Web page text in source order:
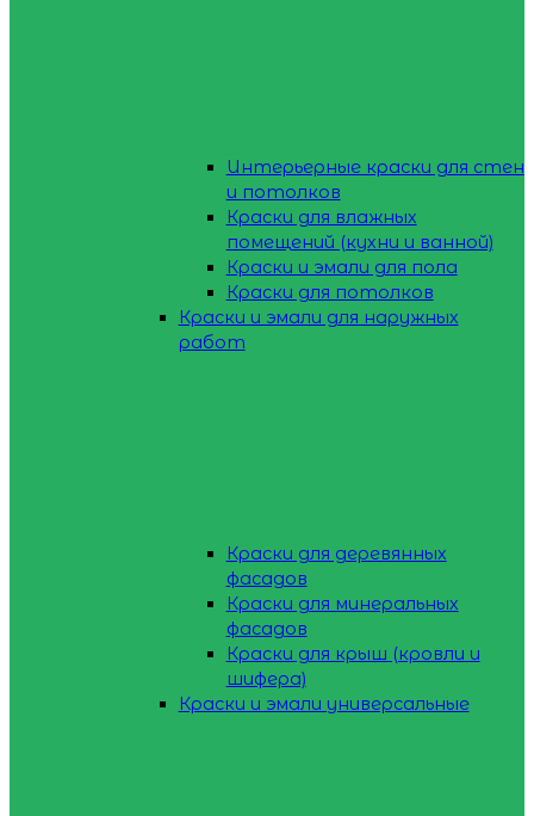
Интерьерные краски для стен
и потолков
Краски для влажных
помещений (кухни и ванной)
Краски и эмали для пола
Краски для потолков
Краски и эмали для наружных
работ
Краски для деревянных
фасадов
Краски для минеральных
фасадов
Краски для крыш (кровли и
шифера)
Краски и эмали универсальные